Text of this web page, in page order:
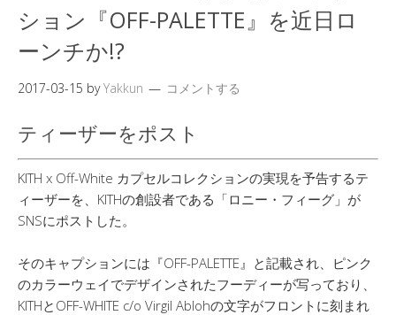
ション『OFF-PALETTE』を近日ロ
ーンチか!?
2017-03-15 byYakkun コメントする
ティーザーをポスト
KITH x Off-White カプセルコレクションの実現を予告するテ
ィーザーを、KITHの創設者である「ロニー・フィーグ」が
SNSにポストした。
そのキャプションには『OFF-PALETTE』と記載され、ピンク
のカラーウェイでデザインされたフーディーが写っており、
KITHとOFF-WHITE c/o Virgil Ablohの文字がフロントに刻まれ